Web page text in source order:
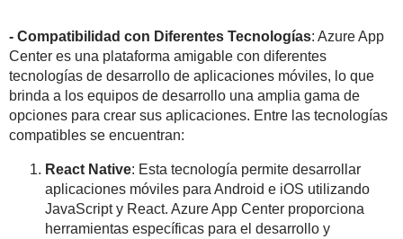
- Compatibilidad con Diferentes Tecnologías: Azure App
Center es una plataforma amigable con diferentes
tecnologías de desarrollo de aplicaciones móviles, lo que
brinda a los equipos de desarrollo una amplia gama de
opciones para crear sus aplicaciones. Entre las tecnologías
compatibles se encuentran:
React Native: Esta tecnología permite desarrollar
aplicaciones móviles para Android e iOS utilizando
JavaScript y React. Azure App Center proporciona
herramientas específicas para el desarrollo y